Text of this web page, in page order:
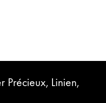
Précieux, Linien,